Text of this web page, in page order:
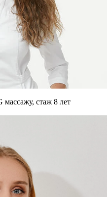
массажу, стаж 8 лет